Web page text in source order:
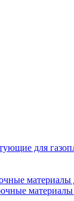
для
материалы